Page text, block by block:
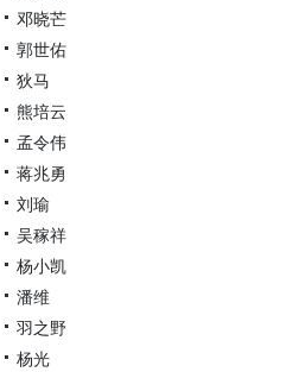
邓晓芒
郭世佑
狄马
熊培云
孟令伟
蒋兆勇
刘瑜
吴稼祥
杨小凯
潘维
羽之野
杨光